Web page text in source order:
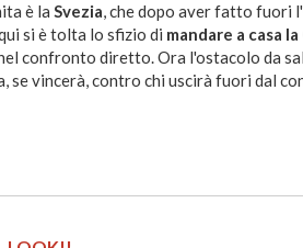
è la Svezia, che dopo aver fatto fuori
si è tolta lo sfizio di mandare a casa
confronto diretto. Ora l'ostacolo da
se vincerà, contro chi uscirà fuori dal